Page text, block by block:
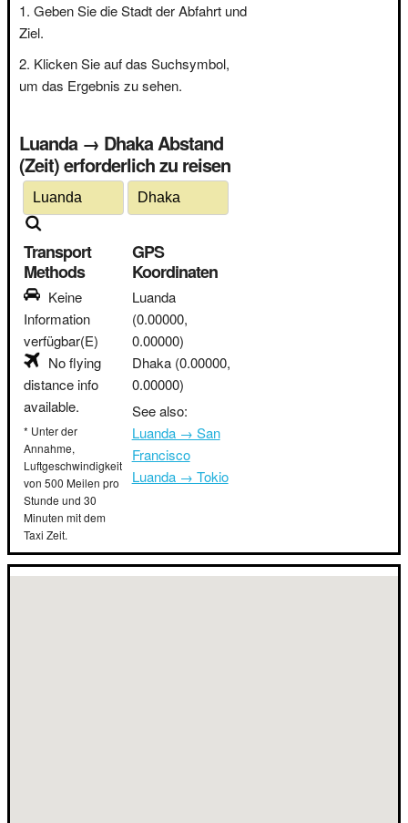
Geben Sie die Stadt der Abfahrt und
Ziel.
Klicken Sie auf das Suchsymbol,
um das Ergebnis zu sehen.
Luanda → Dhaka Abstand
(Zeit) erforderlich zu reisen
Transport
Methods
Keine
Information
verfügbar(E)
No flying
distance info
available.
* Unter der
Annahme,
Luftgeschwindigkeit
von 500 Meilen pro
Stunde und 30
Minuten mit dem
Taxi Zeit.
GPS
Koordinaten
Luanda
(0.00000,
0.00000)
Dhaka (0.00000,
0.00000)
See also:
Luanda → San
Francisco
Luanda → Tokio